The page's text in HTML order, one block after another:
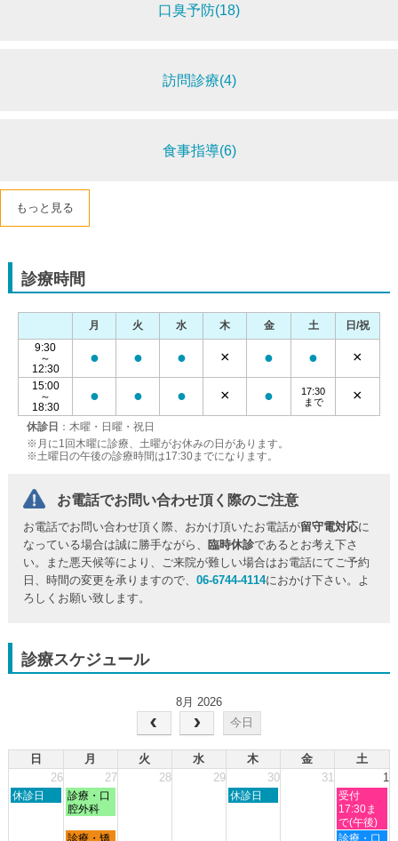
口臭予防(18)
訪問診療(4)
食事指導(6)
もっと見る
診療時間
休診日 ：木曜・日曜・祝日
※月に1回木曜に診療、土曜がお休みの日があります。
※土曜日の午後の診療時間は17:30までになります。
月 火 水 木 金 土
日/祝
9:30
～
12:30
● ● ● × ● ● ×
15:00
～
18:30
● ● ● × ●
17:30
まで
×
お電話でお問い合わせ頂く際のご注意
お電話でお問い合わせ頂く際、おかけ頂いたお電話が留守電対応に
なっている場合は誠に勝手ながら、
臨時休診であるとお考え下さ
い。また悪天候等により、ご来院が難しい場合はお電話にてご予約
日、時間の変更を承りますので、06-6744-4114におかけ下さい。よ
ろしくお願い致します。
診療スケジュール
8月 2026
今日
日 月 火 水 木 金
土
26
27 28 29 30 31 1
日
休診日
月
曜
7
診療・口
腔外科
木
休診日
土
曜
日,
8
受付
17:30ま
で(午後)
月
診療・矯 土
診療・口